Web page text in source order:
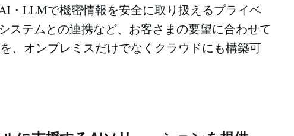
・LLMで機密情報を安全に取り扱えるプライベ
ステムとの連携など、お客さまの要望に合わせて
、オンプレミスだけでなくクラウドにも構築可